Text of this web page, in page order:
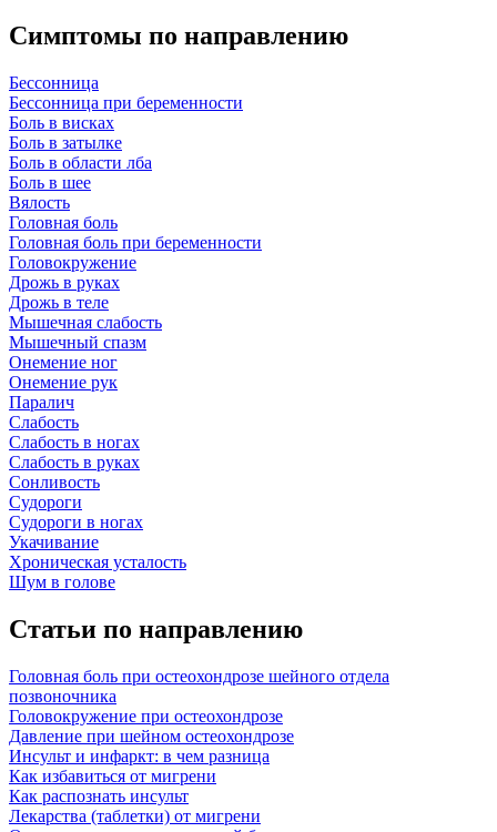
Симптомы по направлению
Бессонница
Бессонница при беременности
Боль в висках
Боль в затылке
Боль в области лба
Боль в шее
Вялость
Головная боль
Головная боль при беременности
Головокружение
Дрожь в руках
Дрожь в теле
Мышечная слабость
Мышечный спазм
Онемение ног
Онемение рук
Паралич
Слабость
Слабость в ногах
Слабость в руках
Сонливость
Судороги
Судороги в ногах
Укачивание
Хроническая усталость
Шум в голове
Статьи по направлению
Головная боль при остеохондрозе шейного отдела
позвоночника
Головокружение при остеохондрозе
Давление при шейном остеохондрозе
Инсульт и инфаркт: в чем разница
Как избавиться от мигрени
Как распознать инсульт
Лекарства (таблетки) от мигрени